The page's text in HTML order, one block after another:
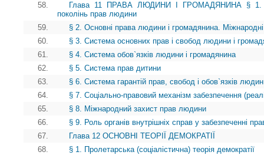
58.
Глава 11 ПРАВА ЛЮДИНИ І ГРОМАДЯНИНА § 1.
поколінь прав людини
59.
§ 2. Основні права людини і громадянина.
60.
§ 3. Система основних прав і свобод людини і
61.
§ 4. Система обов`язків людини і громадянина
62.
§ 5. Система прав дитини
63.
§ 6. Система гарантій прав, свобод і обов`язків
64.
§ 7. Соціально-правовий механізм забезпечення
65.
§ 8. Міжнародний захист прав людини
66.
§ 9. Роль органів внутрішніх справ у забезпеченні
67.
Глава 12 ОСНОВНІ ТЕОРІЇ ДЕМОКРАТІЇ
68.
§ 1. Пролетарська (соціалістична) теорія демократії